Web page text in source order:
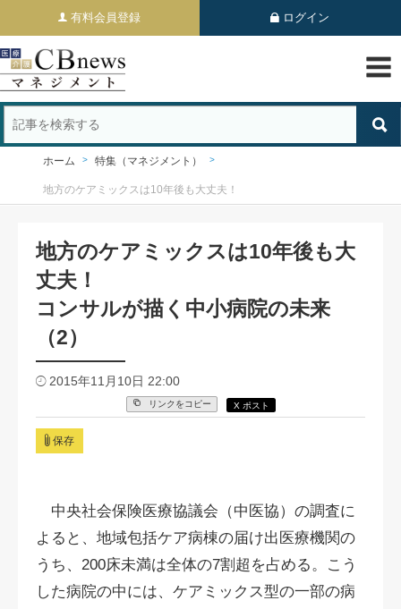
有料会員登録 ログイン
ホーム 特集（マネジメント）
地方のケアミックスは10年後も大丈夫！
地方のケアミックスは10年後も大
丈夫！
コンサルが描く中小病院の未来
（2）
2015年11月10日 22:00
リンクをコピー X ポスト
保存
中央社会保険医療協議会（中医協）の調査に
よると、地域包括ケア病棟の届け出医療機関の
うち、200床未満は全体の7割超を占める。こう
した病院の中には、ケアミックス型の一部の病